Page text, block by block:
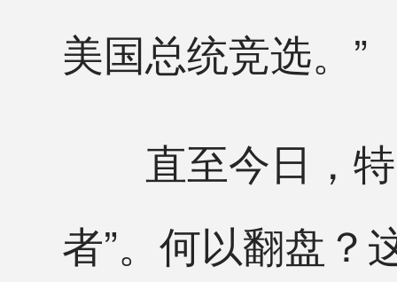
美国总统竞选。”
直至今日，特
者”。何以翻盘？